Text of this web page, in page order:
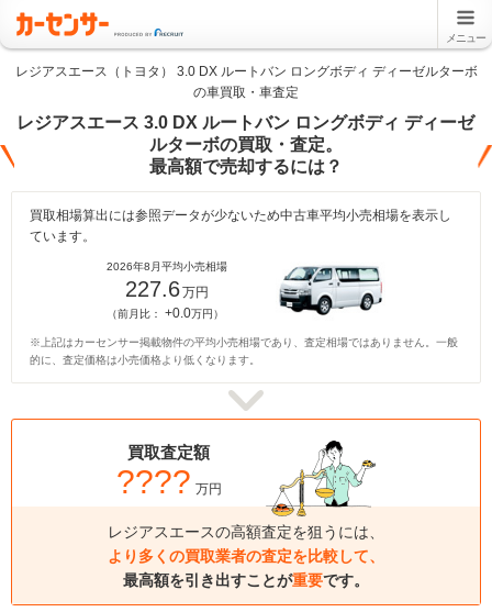
メニュー
レジアスエース（トヨタ） 3.0 DX ルートバン ロングボディ ディーゼルターボ
の車買取・車査定
レジアスエース 3.0 DX ルートバン ロングボディ ディーゼ
ルターボの買取・査定。
最高額で売却するには？
買取相場算出には参照データが少ないため中古車平均小売相場を表示し
ています。
2026年8月平均小売相場
227.6万円
（前月比： +0.0万円）
※上記はカーセンサー掲載物件の平均小売相場であり、査定相場ではありません。一般
的に、査定価格は小売価格より低くなります。
買取査定額
???? 万円
レジアスエースの高額査定を狙うには、
より多くの買取業者の査定を比較して、
最高額を引き出すことが重要です。